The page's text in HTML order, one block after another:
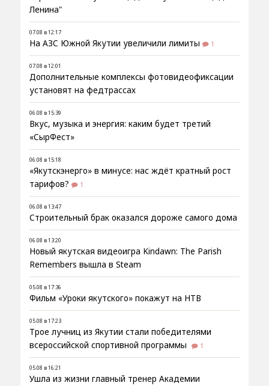
Ленина"
07.08 в 12:17
На АЗС Южной Якутии увеличили лимиты 1
07.08 в 12:01
Дополнительные комплексы фотовидеофиксации
установят на федтрассах
06.08 в 15:39
Вкус, музыка и энергия: каким будет третий
«СырФест»
06.08 в 15:18
«Якутскэнерго» в минусе: нас ждёт кратный рост
тарифов?
1
06.08 в 13:47
Строительный брак оказался дороже самого дома
06.08 в 13:20
Новый якутская видеоигра Kindawn: The Parish
Remembers вышла в Steam
05.08 в 17:36
Фильм «Уроки якутского» покажут на НТВ
05.08 в 17:23
Трое лучниц из Якутии стали победителями
всероссийской спортивной программы
1
05.08 в 16:21
Ушла из жизни главный тренер Академии